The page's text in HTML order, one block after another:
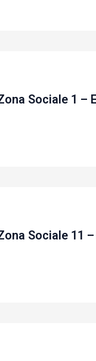
Sociale 1 –
Sociale 11